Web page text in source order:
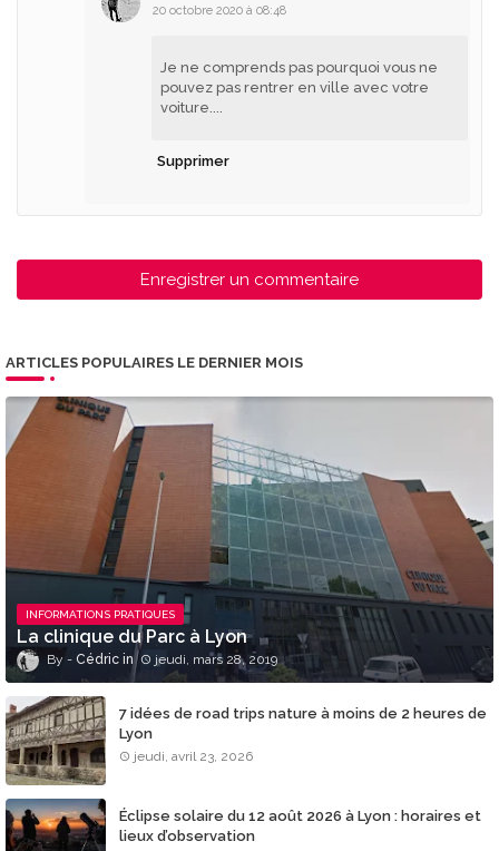
20 octobre 2020 à 08:48
Je ne comprends pas pourquoi vous ne
pouvez pas rentrer en ville avec votre
voiture....
Supprimer
Enregistrer un commentaire
ARTICLES POPULAIRES LE DERNIER MOIS
INFORMATIONS PRATIQUES
La clinique du Parc à Lyon
Cédric jeudi, mars 28, 2019
7 idées de road trips nature à moins de 2 heures de
Lyon
jeudi, avril 23, 2026
Éclipse solaire du 12 août 2026 à Lyon : horaires et
lieux d’observation